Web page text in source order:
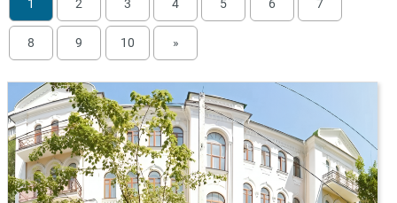
1 2 3 4 5 6 7
8 9 10 »